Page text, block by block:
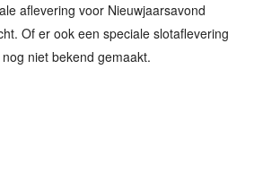
aflevering voor Nieuwjaarsavond
Of er ook een speciale slotaflevering
niet bekend gemaakt.